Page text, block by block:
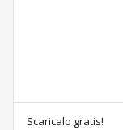
Scaricalo gratis!